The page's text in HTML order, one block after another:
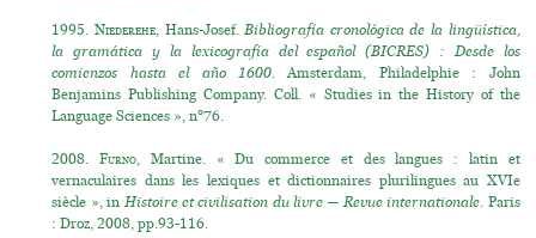
1995.Niederehe, Hans-Josef.Bibliografía cronológica de la lingüística,
la gramática y la lexicografía del español (BICRES) : Desde los
comienzos hasta el año 1600. Amsterdam, Philadelphie : John
Benjamins Publishing Company. Coll. « Studies in the History of the
Language Sciences », n°76.
2008.Furno, Martine. « Du commerce et des langues : latin et
vernaculaires dans les lexiques et dictionnaires plurilingues au XVIe
siècle », in Histoire et civilisation du livre — Revue internationale. Paris
: Droz, 2008, pp.93-116.